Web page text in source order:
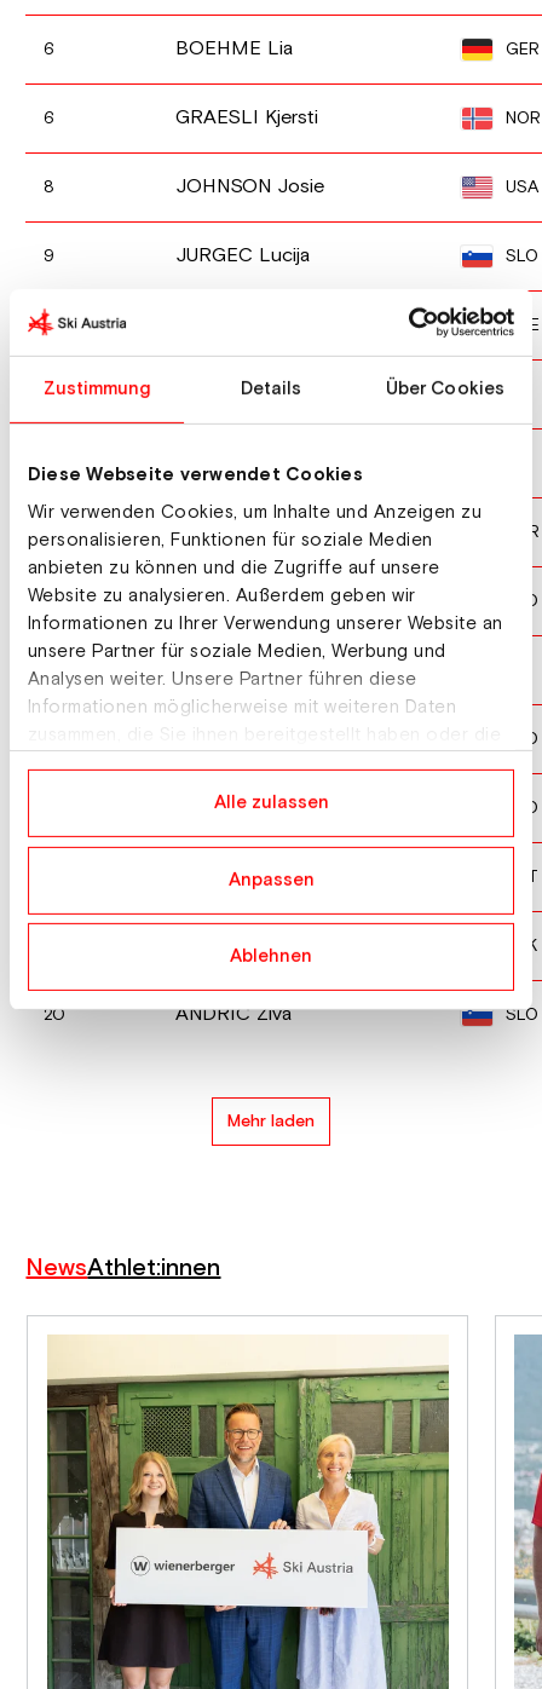
Zustimmung Details Über Cookies
Diese Webseite verwendet Cookies
Wir verwenden Cookies, um Inhalte und Anzeigen zu
personalisieren, Funktionen für soziale Medien
anbieten zu können und die Zugriffe auf unsere
Website zu analysieren. Außerdem geben wir
Informationen zu Ihrer Verwendung unserer Website an
unsere Partner für soziale Medien, Werbung und
Analysen weiter. Unsere Partner führen diese
Informationen möglicherweise mit weiteren Daten
Alle zulassen
Anpassen
Ablehnen
6 BOEHME Lia GER
6 GRAESLI Kjersti NOR
8 JOHNSON Josie USA
9 JURGEC Lucija SLO
10 CZE
11 MALSINER Jessica
12 KINDLIMANN Rea
13 SCHARFENBERG Anna-Fay GER
14 KOSNJEK Ajda SLO
15 ARNET Sina
SLO
KOVACIC Maja SLO
WIEGELE Hannah AUT
MESIKOVA Tamara SVK
20 ANDRIC Ziva SLO
Mehr laden
NewsAthlet:innen